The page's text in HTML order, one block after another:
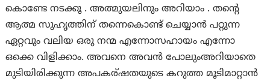
കൊണ്ടേ നടക്കൂ . അത്മുയലിനും അറിയാം . തന്റെ
ആത്മ സുഹൃത്തിന് തന്നെകൊണ്ട് ചെയ്യാൻ പറ്റുന്ന
ഏറ്റവും വലിയ ഒരു നന്മ എന്നോസഹായം എന്നോ
ഒക്കെ വിളിക്കാം. അവനെ അവൻ പോലുംഅറിയാതെ
മുടിയിരിക്കുന്ന അപകര്ഷതയുടെ കറുത്ത മൂടിമാറ്റാൻ